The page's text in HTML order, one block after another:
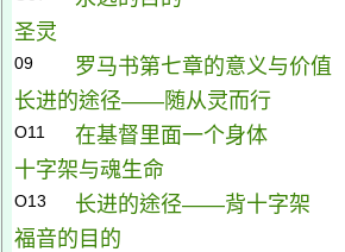
圣灵
09 罗马书第七章的意义与价值
长进的途径——随从灵而行
O11 在基督里面一个身体
十字架与魂生命
O13 长进的途径——背十字架
福音的目的